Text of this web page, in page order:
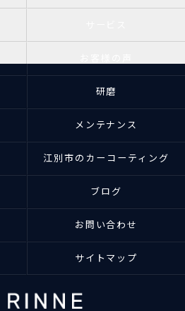
研磨
メンテナンス
江別市のカーコーティング
ブログ
お問い合わせ
サイトマップ